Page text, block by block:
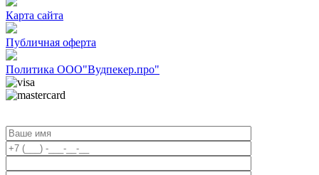
Карта сайта
Публичная оферта
Политика ООО"Вудпекер.про"